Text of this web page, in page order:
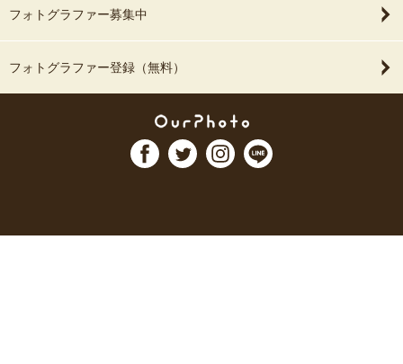
フォトグラファー募集中
フォトグラファー登録（無料）